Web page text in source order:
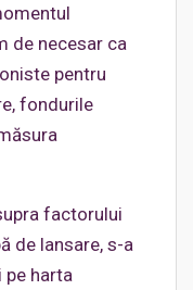
de necesar ca
pentru
fondurile
factorului
de lansare, s-a
harta